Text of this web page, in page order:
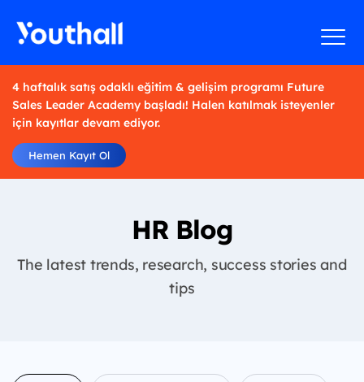
4 haftalık satış odaklı eğitim & gelişim programı Future
Sales Leader Academy başladı! Halen katılmak isteyenler
için kayıtlar devam ediyor.
Hemen Kayıt Ol
HR Blog
The latest trends, research, success stories and
tips